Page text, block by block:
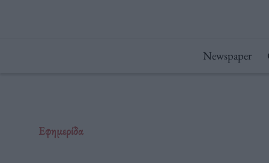
Newspaper
Εφημερίδα